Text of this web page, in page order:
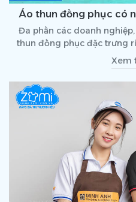
Áo thun đồng phục có
Đa phần các doanh
thun đồng phục đặc trưng
thực tế khác nhau, thương
kế, kiểu dáng, chất liệu
loại áo thun đồng phục
Xem